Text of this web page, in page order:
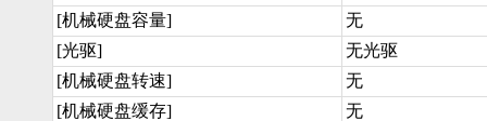
[机械硬盘容量]
无
[光驱]
无光驱
[机械硬盘转速]
无
[机械硬盘缓存]
无